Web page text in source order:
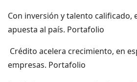
Con inversión y talento calificado,
apuesta al país. Portafolio
Crédito acelera crecimiento, en
empresas. Portafolio